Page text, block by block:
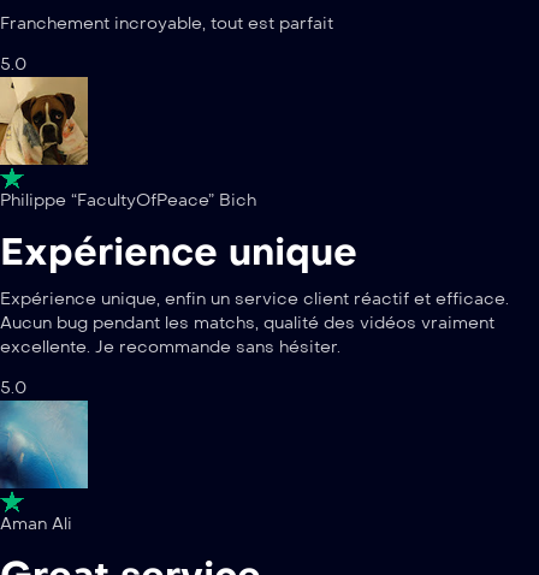
Franchement incroyable, tout est parfait
5.0
Philippe “FacultyOfPeace” Bich
Expérience unique
Expérience unique, enfin un service client réactif et efficace.
Aucun bug pendant les matchs, qualité des vidéos vraiment
excellente. Je recommande sans hésiter.
5.0
Aman Ali